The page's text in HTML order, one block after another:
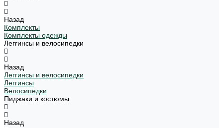
Назад
Комплекты
Комплекты одежды
Леггинсы и велосипедки
Назад
Леггинсы и велосипедки
Леггинсы
Велосипедки
Пиджаки и костюмы
Назад